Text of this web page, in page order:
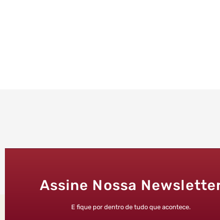
Assine Nossa
E fique por dentro de tudo que acontece.